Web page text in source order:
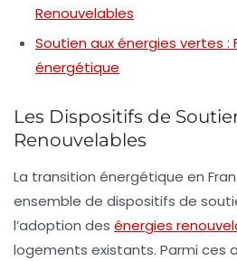
Renouvelables
Soutien aux énergies vertes :
énergétique
Les Dispositifs de
Renouvelables
La transition énergétique en
ensemble de dispositifs de
l’adoption des énergies
logements existants. Parmi ces